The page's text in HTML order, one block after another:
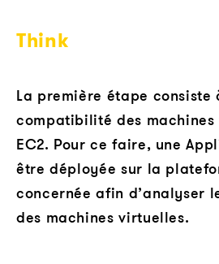
Think
La première étape consiste
compatibilité des
EC2. Pour ce faire, une
être déployée sur la
concernée afin d’analyser
des machines virtuelles.